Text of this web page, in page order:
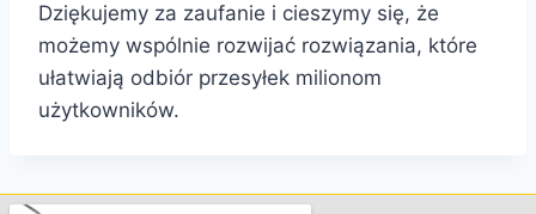
Dziękujemy za zaufanie i cieszymy się, że
możemy wspólnie rozwijać rozwiązania, które
ułatwiają odbiór przesyłek milionom
użytkowników.